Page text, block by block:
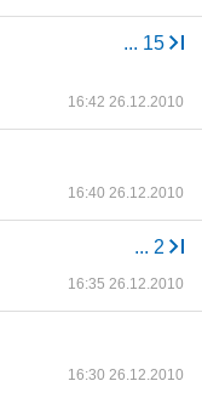
... 15
16:42 26.12.2010
16:40 26.12.2010
... 2
16:35 26.12.2010
16:30 26.12.2010